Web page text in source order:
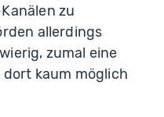
zu
allerdings
zumal eine
kaum möglich